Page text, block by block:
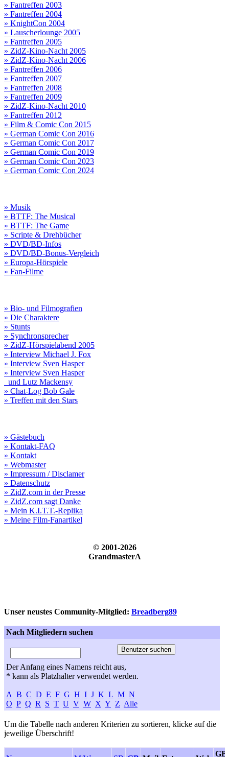
» Fantreffen 2003
» Fantreffen 2004
» KnightCon 2004
» Lauscherlounge 2005
» Fantreffen 2005
» ZidZ-Kino-Nacht 2005
» ZidZ-Kino-Nacht 2006
» Fantreffen 2006
» Fantreffen 2007
» Fantreffen 2008
» Fantreffen 2009
» ZidZ-Kino-Nacht 2010
» Fantreffen 2012
» Film & Comic Con 2015
» German Comic Con 2016
» German Comic Con 2017
» German Comic Con 2019
» German Comic Con 2023
» German Comic Con 2024
» Musik
» BTTF: The Musical
» BTTF: The Game
» Scripte & Drehbücher
» DVD/BD-Infos
» DVD/BD-Bonus-Vergleich
» Europa-Hörspiele
» Fan-Filme
» Bio- und Filmografien
» Die Charaktere
» Stunts
» Synchronsprecher
» ZidZ-Hörspielabend 2005
» Interview Michael J. Fox
» Interview Sven Hasper
» Interview Sven Hasper
und Lutz Mackensy
» Chat-Log Bob Gale
» Treffen mit den Stars
» Gästebuch
» Kontakt-FAQ
» Kontakt
» Webmaster
» Impressum / Disclamer
» Datenschutz
» ZidZ.com in der Presse
» ZidZ.com sagt Danke
» Mein K.I.T.T.-Replika
» Meine Film-Fanartikel
© 2001-2026
GrandmasterA
Unser neustes Community-Mitglied: Breadberg89
Nach Mitgliedern suchen
Der Anfang eines Namens reicht aus,
* kann als Platzhalter verwendet werden.
A B C D E F G H I J K L M N
O P Q R S T U V W X Y Z Alle
Um die Tabelle nach anderen Kriterien zu sortieren, klicke auf die
jeweilige Überschrift!
GB-